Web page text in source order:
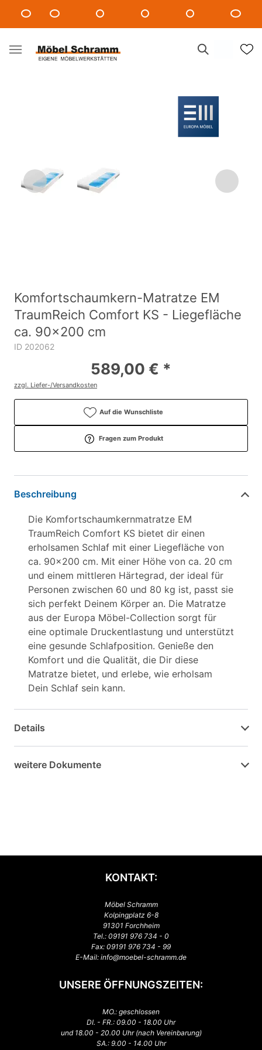
Komfortschaumkern-Matratze EM
TraumReich Comfort KS - Liegefläche
ca. 90x200 cm
ID 202062
589,00 € *
zzgl. Liefer-/Versandkosten
Auf die Wunschliste
Fragen zum Produkt
Beschreibung
Die Komfortschaumkernmatratze EM
TraumReich Comfort KS bietet dir einen
erholsamen Schlaf mit einer Liegefläche von
ca. 90x200 cm. Mit einer Höhe von ca. 20 cm
und einem mittleren Härtegrad, der ideal für
Personen zwischen 60 und 80 kg ist, passt sie
sich perfekt Deinem Körper an. Die Matratze
aus der Europa Möbel-Collection sorgt für
eine optimale Druckentlastung und unterstützt
eine gesunde Schlafposition. Genieße den
Komfort und die Qualität, die Dir diese
Matratze bietet, und erlebe, wie erholsam
Dein Schlaf sein kann.
Details
weitere Dokumente
KONTAKT:
Möbel Schramm
Kolpingplatz 6-8
91301 Forchheim
Tel.: 09191 976 734 - 0
Fax: 09191 976 734 - 99
E-Mail: info@moebel-schramm.de
UNSERE ÖFFNUNGSZEITEN:
MO.: geschlossen
DI. - FR.: 09.00 - 18.00 Uhr
und 18.00 - 20.00 Uhr (nach Vereinbarung)
SA.: 9.00 - 14.00 Uhr